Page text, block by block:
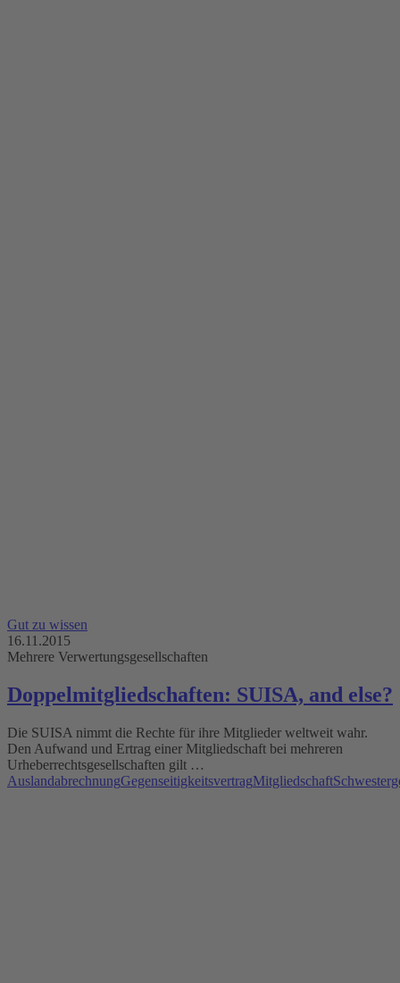
Gut zu wissen
16.11.2015
Mehrere Verwertungsgesellschaften
Doppelmitgliedschaften: SUISA, and else?
Die SUISA nimmt die Rechte für ihre Mitglieder weltweit wahr.
Den Aufwand und Ertrag einer Mitgliedschaft bei mehreren
Urheberrechtsgesellschaften gilt …
AuslandabrechnungGegenseitigkeitsvertragMitgliedschaft